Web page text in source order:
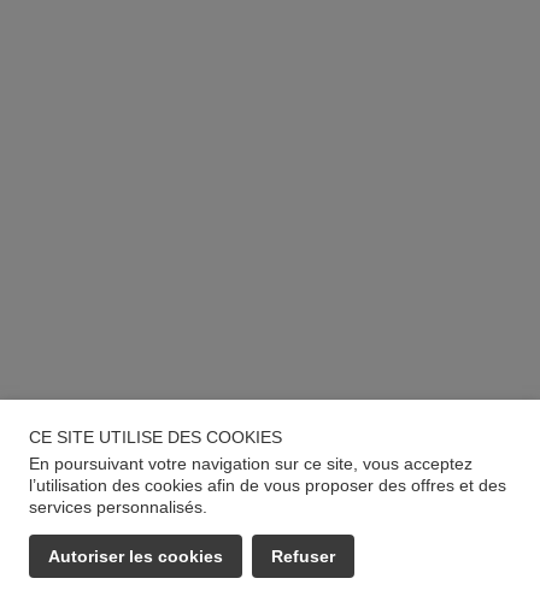
CE SITE UTILISE DES COOKIES
En poursuivant votre navigation sur ce site, vous acceptez
l’utilisation des cookies afin de vous proposer des offres et des
services personnalisés.
Autoriser les cookies Refuser